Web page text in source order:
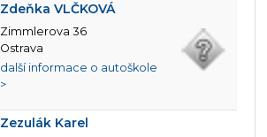
Zdeňka VLČKOVÁ
Zimmlerova 36
Ostrava
další informace o autoškole
>
Zezulák Karel